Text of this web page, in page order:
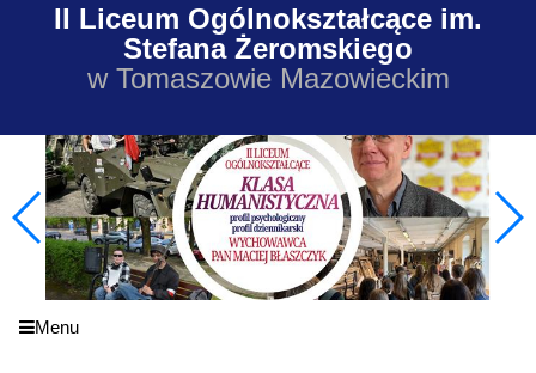
II Liceum Ogólnokształcące im.
Stefana Żeromskiego
w Tomaszowie Mazowieckim
Menu